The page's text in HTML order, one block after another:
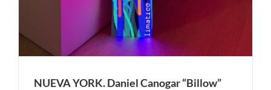
NUEVA YORK. Daniel Canogar “Billow”